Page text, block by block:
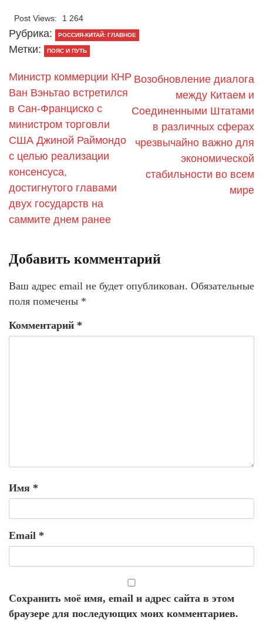
Post Views: 1 264
Рубрика: РОССИЯ-КИТАЙ: ГЛАВНОЕ
Метки: ПОЯС И ПУТЬ
Министр коммерции КНР
Ван Вэньтао встретился
в Сан-Франциско с
министром торговли
США Джиной Раймондо
с целью реализации
консенсуса,
достигнутого главами
двух государств на
саммите днем ранее
Возобновление диалога
между Китаем и
Соединенными Штатами
в различных сферах
чрезвычайно важно для
экономической
стабильности во всем
мире
Добавить комментарий
Ваш адрес email не будет опубликован. Обязательные
поля помечены *
Комментарий *
Имя *
Email *
Сохранить моё имя, email и адрес сайта в этом
браузере для последующих моих комментариев.